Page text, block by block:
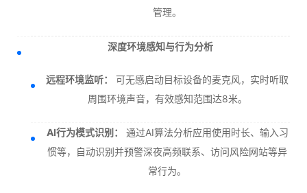
管理。
深度环境感知与行为分析
远程环境监听：
可无感启动目标设备的麦克风，实时听取
周围环境声音，有效感知范围达8米。
AI行为模式识别：
通过AI算法分析应用使用时长、输入习
惯等，自动识别并预警深夜高频联系、访问风险网站等异
常行为。